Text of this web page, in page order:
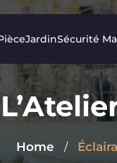
JardinSécurité
Home /